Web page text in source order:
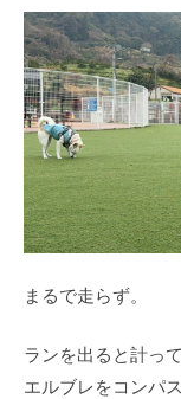
まるで走らず。
ランを出ると計っ
エルブレをコンパ